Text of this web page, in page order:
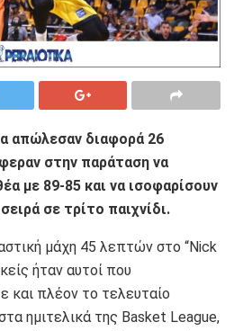
απώλεσαν διαφορά 26
στην παράταση να
με 89-85 και να ισοφαρίσουν
σε τρίτο παιχνίδι.
μάχη 45 λεπτών στο “Nick
ήταν αυτοί που
και πλέον το τελευταίο
ημιτελικά της Basket League,